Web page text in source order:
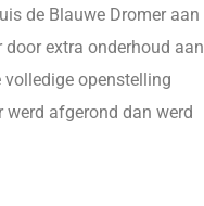
de Blauwe Dromer aan
extra onderhoud aan
volledige openstelling
werd afgerond dan werd